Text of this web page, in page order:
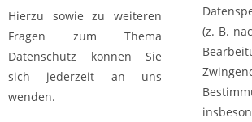
Hierzu sowie zu weiteren
Fragen zum Thema
Datenschutz können Sie
sich jederzeit an uns
wenden.
(z. B.